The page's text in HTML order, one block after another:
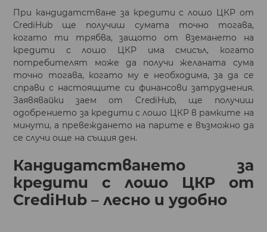
При кандидатстване за кредити с лошо ЦКР от
CrediHub ще получиш сумата точно тогава,
когато ти трябва, защото от вземането на
кредити с лошо ЦКР има смисъл, когато
потребителят може да получи желаната сума
точно тогава, когато му е необходима, за да се
справи с настоящите си финансови затруднения.
Заявявайки заем от CrediHub, ще получиш
одобрението за кредити с лошо ЦКР в рамките на
минути, а превеждането на парите е възможно да
се случи още на същия ден.
Кандидатстването за
кредити с лошо ЦКР от
CrediHub – лесно и удобно